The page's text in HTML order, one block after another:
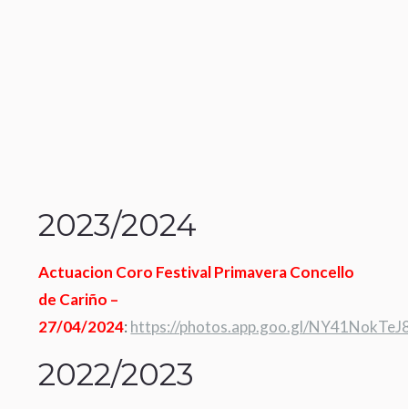
2023/2024
Actuacion Coro Festival Primavera Concello
de Cariño –
27/04/2024: https://photos.app.goo.gl/
2022/2023